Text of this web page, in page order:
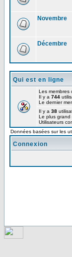
Novembre
Décembre
Qui est en ligne
Les membres
Il y a 744
Le dernier
Il y a 38
Le plus grand
Utilisateurs
Données basées sur les
Connexion